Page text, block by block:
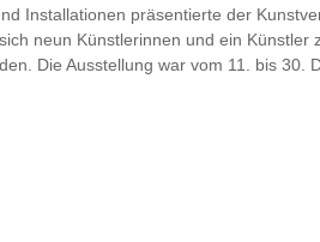
Installationen präsentierte der
neun Künstlerinnen und ein Künstler
Die Ausstellung war vom 11. bis 30.